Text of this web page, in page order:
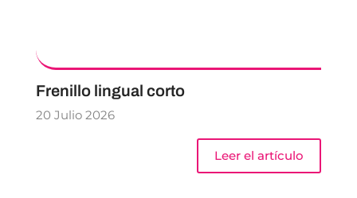
Frenillo lingual corto
20 Julio 2026
Leer el artículo